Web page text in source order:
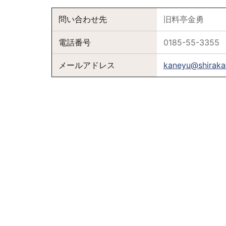
問い合わせ先 旧料亭金勇
電話番号 0185-55-3355
メールアドレス